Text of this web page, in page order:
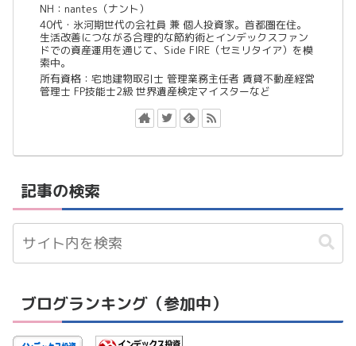
NH：nantes（ナント）
40代・氷河期世代の会社員 兼 個人投資家。首都圏在住。
生活改善につながる合理的な節約術とインデックスファン
ドでの資産運用を通じて、Side FIRE（セミリタイア）を模
索中。
所有資格：宅地建物取引士 管理業務主任者 賃貸不動産経営
管理士 FP技能士2級 世界遺産検定マイスターなど
記事の検索
ブログランキング（参加中）